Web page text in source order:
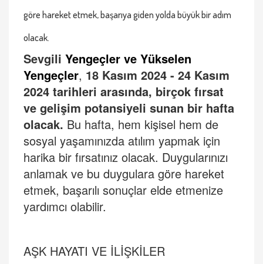
göre hareket etmek, başarıya giden yolda büyük bir adım
olacak.
Sevgili Yengeçler ve Yükselen
Yengeçler, 18 Kasım 2024 - 24 Kasım
2024 tarihleri arasında, birçok fırsat
ve gelişim potansiyeli sunan bir hafta
olacak. Bu hafta, hem kişisel hem de
sosyal yaşamınızda atılım yapmak için
harika bir fırsatınız olacak. Duygularınızı
anlamak ve bu duygulara göre hareket
etmek, başarılı sonuçlar elde etmenize
yardımcı olabilir.
AŞK HAYATI VE İLİŞKİLER